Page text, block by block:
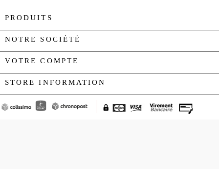
PRODUITS
NOTRE SOCIÉTÉ
VOTRE COMPTE
STORE INFORMATION